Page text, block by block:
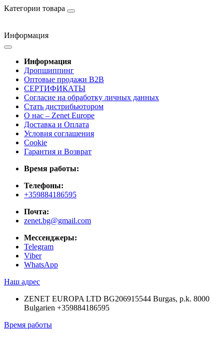
Категории товара
Информация
Информация
Дропшиппинг
Оптовые продажи B2B
СЕРТИФИКАТЫ
Согласие на обработку личных данных
Стать дистрибьютором
О нас – Zenet Europe
Доставка и Оплата
Условия соглашения
Cookie
Гарантия и Возврат
Время работы:
Телефоны:
+359884186595
Почта:
zenet.bg@gmail.com
Мессенджеры:
Telegram
Viber
WhatsApp
Наш адрес
ZENET EUROPA LTD BG206915544 Burgas, p.k. 8000
Bulgarien +359884186595
Время работы